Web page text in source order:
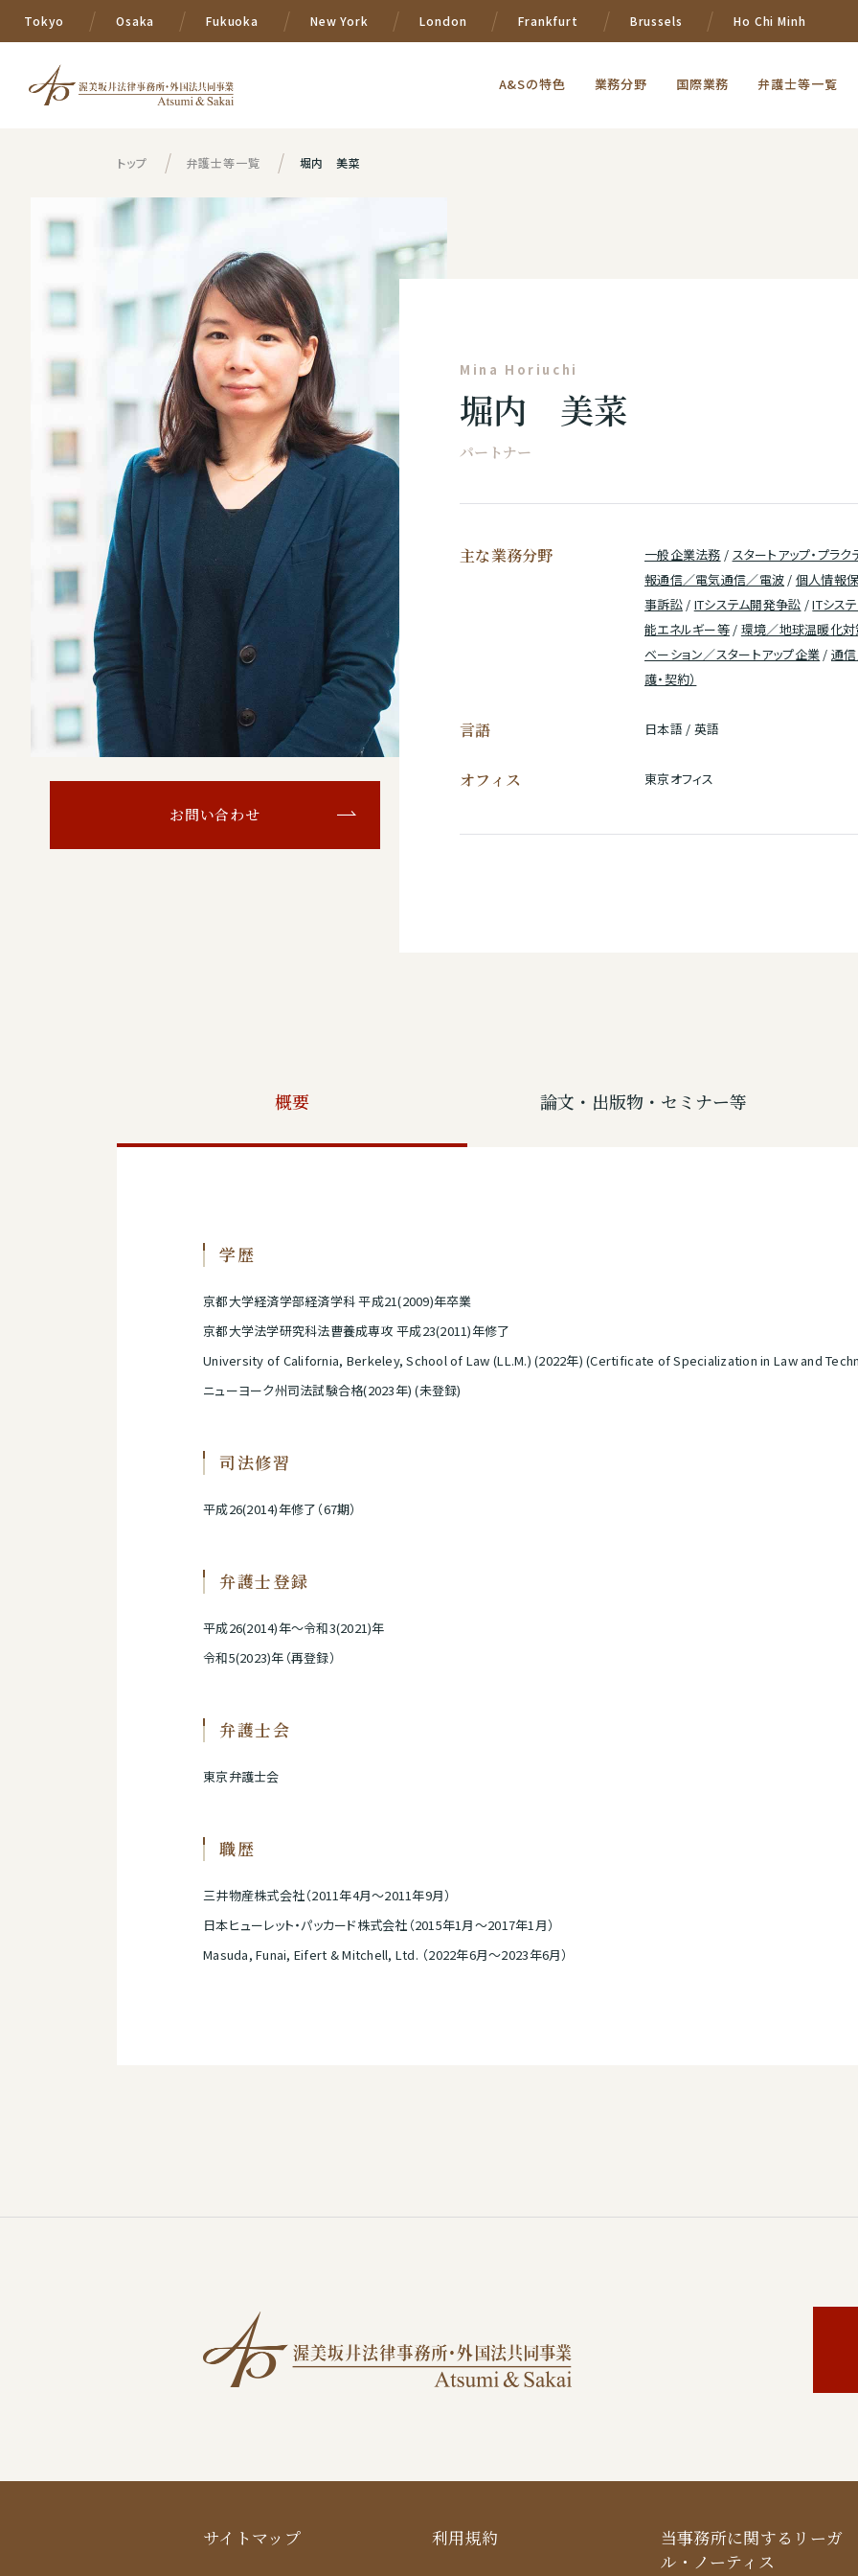
Tokyo Osaka Fukuoka New York London Frankfurt Brussels Ho Chi Minh
A&Sの特色 業務分野 国際業務 弁護士等一覧
トップ 弁護士等一覧 堀内 美菜
お問い合わせ
Mina Horiuchi
堀内 美菜
パートナー
主な業務分野 一般企業法務 / スタートアップ・プラ
報通信／電気通信／電波 / 個人情報
事訴訟/ ITシステム開発争訟 /ITシス
能エネルギー等/ 環境／地球温暖化
ベーション／スタートアップ企業 /通
護・契約）
言語 日本語 / 英語
オフィス 東京オフィス
概要 論文・出版物・セミナー等
学歴
京都大学経済学部経済学科 平成21(2009)年卒業
京都大学法学研究科法曹養成専攻 平成23(2011)年修了
University of California, Berkeley, School of Law (LL.M.) (2022年) (Certificate of Specialization in Law and
ニューヨーク州司法試験合格(2023年) (未登録)
司法修習
平成26(2014)年修了（67期）
弁護士登録
平成26(2014)年～令和3(2021)年
令和5(2023)年（再登録）
弁護士会
東京弁護士会
職歴
三井物産株式会社（2011年4月～2011年9月）
日本ヒューレット・パッカード株式会社（2015年1月～2017年1月）
Masuda, Funai, Eifert & Mitchell, Ltd. （2022年6月～2023年6月）
サイトマップ 利用規約
当事務所に関するリーガ
ル・ノーティス